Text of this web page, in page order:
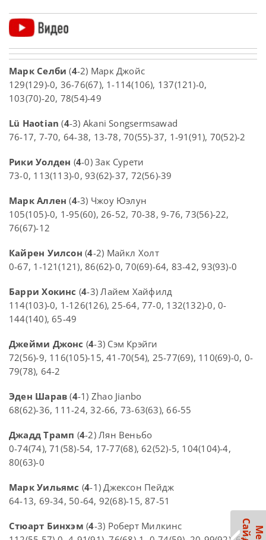
Марк Селби (4-2) Марк Джойс
129(129)-0, 36-76(67), 1-114(106), 137(121)-0,
103(70)-20, 78(54)-49
Lü Haotian (4-3) Akani Songsermsawad
76-17, 7-70, 64-38, 13-78, 70(55)-37, 1-91(91), 70(52)-2
Рики Уолден (4-0) Зак Сурети
73-0, 113(113)-0, 93(62)-37, 72(56)-39
Марк Аллен (4-3) Чжоу Юэлун
105(105)-0, 1-95(60), 26-52, 70-38, 9-76, 73(56)-22,
76(67)-12
Кайрен Уилсон (4-2) Майкл Холт
0-67, 1-121(121), 86(62)-0, 70(69)-64, 83-42, 93(93)-0
Барри Хокинс (4-3) Лайем Хайфилд
114(103)-0, 1-126(126), 25-64, 77-0, 132(132)-0, 0-
144(140), 65-49
Джейми Джонс (4-3) Сэм Крэйги
72(56)-9, 116(105)-15, 41-70(54), 25-77(69), 110(69)-0, 0-
79(78), 64-2
Эден Шарав (4-1) Zhao Jianbo
68(62)-36, 111-24, 32-66, 73-63(63), 66-55
Джадд Трамп (4-2) Лян Веньбо
0-74(74), 71(58)-54, 17-77(68), 62(52)-5, 104(104)-4,
80(63)-0
Марк Уильямс (4-1) Джексон Пейдж
64-13, 69-34, 50-64, 92(68)-15, 87-51
Стюарт Бинхэм (4-3) Роберт Милкинс